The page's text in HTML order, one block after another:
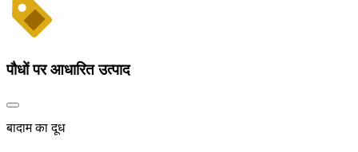
पौधों पर आधारित उत्पाद
बादाम का दूध